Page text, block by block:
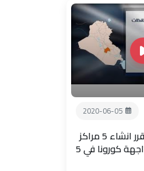
2020-06-05
العتبة الحسينية تقرر انشاء 5 مراكز
شفاء جديدة لمواجهة كورونا في 5